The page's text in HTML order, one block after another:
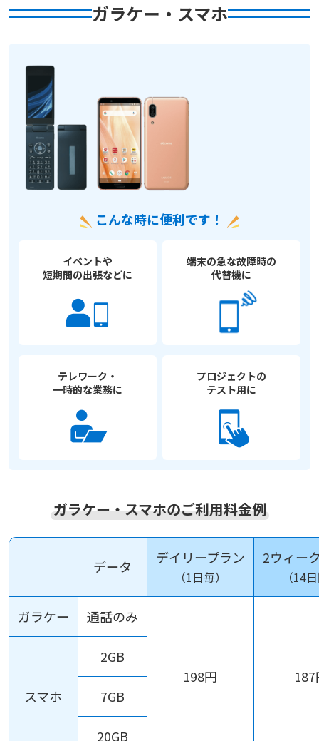
ガラケー・スマホ
こんな時に便利です！
イベントや
短期間の出張などに
端末の急な故障時の
代替機に
テレワーク・
一時的な業務に
プロジェクトの
テスト用に
ガラケー・スマホのご利用料金例
データ デイリープラン
（1日毎）
2ウィー
（14
ガラケー 通話のみ
198円
スマホ
2GB
7GB
20GB